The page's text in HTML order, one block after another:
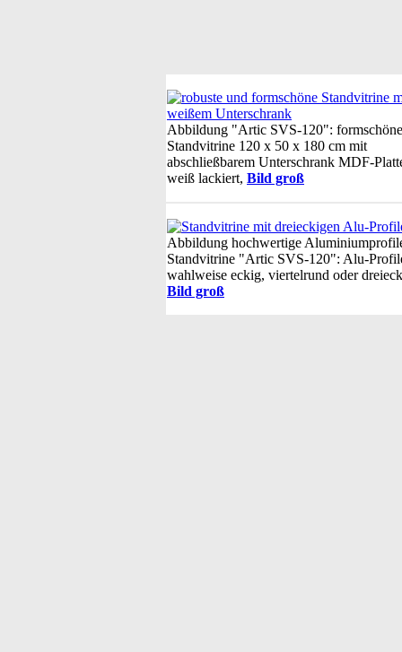
Abbildung "Artic SVS-120": formschöne
Standvitrine 120 x 50 x 180 cm mit
abschließbarem Unterschrank MDF-
weiß lackiert, Bild groß
Abbildung hochwertige
Standvitrine "Artic SVS-120": Alu-
wahlweise eckig, viertelrund oder
Bild groß